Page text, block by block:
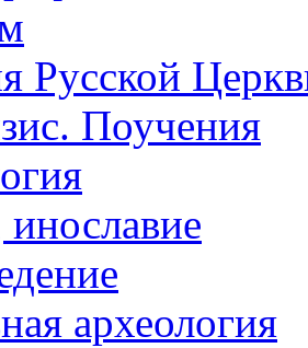
Русской
Поучения
инославие
археология